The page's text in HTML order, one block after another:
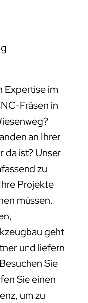
Expertise im
Fräsen in
an Ihrer
da ist? Unser
zu
Projekte
müssen.
geht
und liefern
Sie
Sie einen
um zu